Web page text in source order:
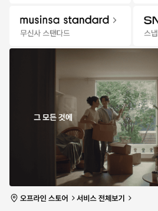
로얄캣 컴포트 2 에센
404281-03
15,200원
유희
NOT A KID GRAPHI
C T-SHIRT BLACK
68%15,920원
2 10개 남음
유의사항 보기
타임세일2일 08:04:47